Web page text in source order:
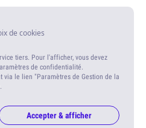
de cookies
tiers. Pour l'afficher, vous devez
de confidentialité.
via le lien "Paramètres de Gestion de la
Accepter & afficher